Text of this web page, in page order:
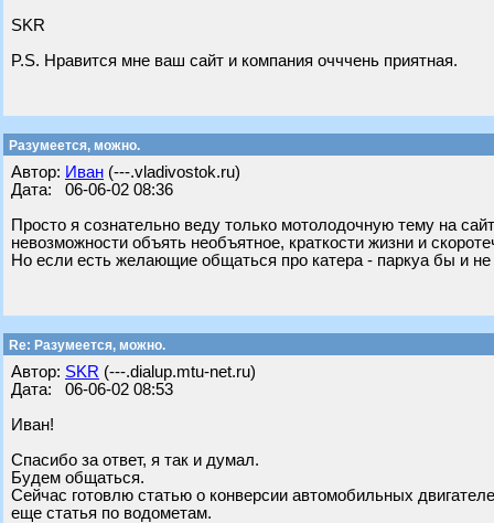
SKR
P.S. Нравится мне ваш сайт и компания очччень приятная.
Разумеется, можно.
Автор: Иван (---.vladivostok.ru)
Дата: 06-06-02 08:36
Просто я сознательно веду только мотолодочную тему на
невозможности объять необъятное, краткости жизни и
Но если есть желающие общаться про катера - паркуа бы и не
Re: Разумеется, можно.
Автор: SKR (---.dialup.mtu-net.ru)
Дата: 06-06-02 08:53
Иван!
Спасибо за ответ, я так и думал.
Будем общаться.
Сейчас готовлю статью о конверсии автомобильных
еще статья по водометам.